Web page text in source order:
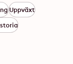
Uppväxt